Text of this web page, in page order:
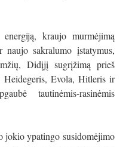
kraujo murmėjimą
sakralumo įstatymus,
Didįjį sugrįžimą prieš
Heidegeris, Evola, Hitleris ir
tautinėmis-rasinėmis
jokio ypatingo susidomėjimo